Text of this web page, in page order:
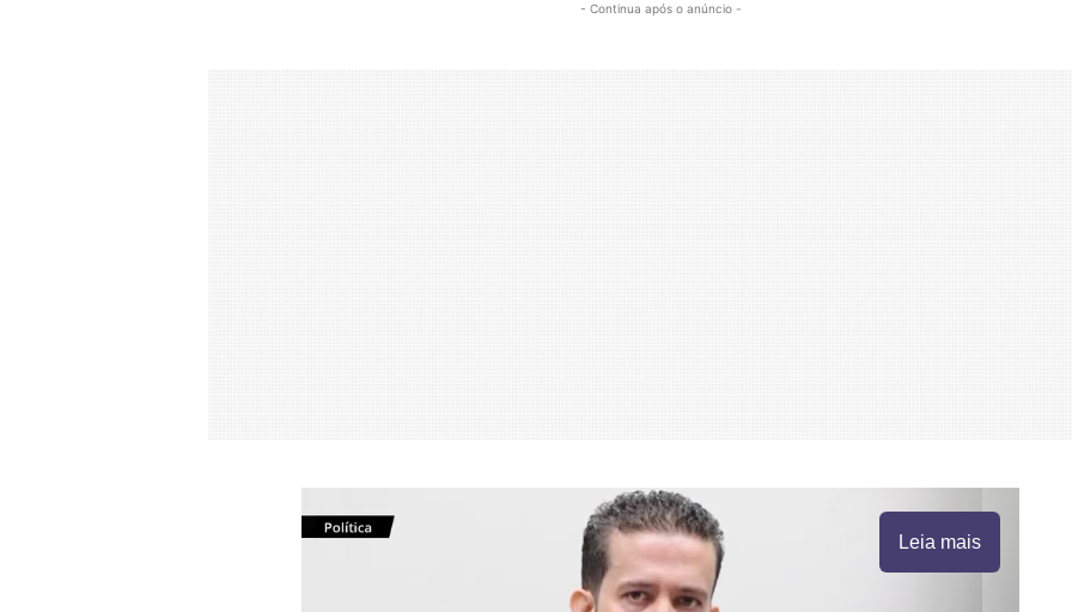
- Continua após o anúncio -
Leia mais